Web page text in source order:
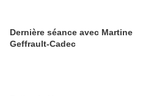
Dernière séance avec Martine
Geffrault-Cadec